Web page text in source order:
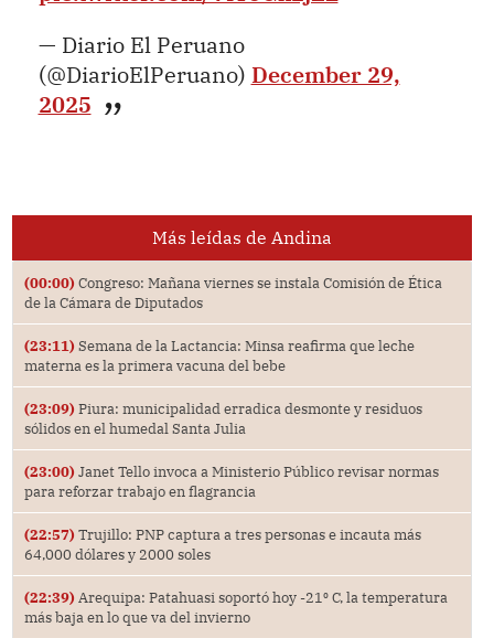
— Diario El Peruano
(@DiarioElPeruano) December 29,
2025
Más leídas de Andina
(00:00) Congreso: Mañana viernes se instala Comisión de Ética
de la Cámara de Diputados
(23:11) Semana de la Lactancia: Minsa reafirma que leche
materna es la primera vacuna del bebe
(23:09) Piura: municipalidad erradica desmonte y residuos
sólidos en el humedal Santa Julia
(23:00) Janet Tello invoca a Ministerio Público revisar normas
para reforzar trabajo en flagrancia
(22:57) Trujillo: PNP captura a tres personas e incauta más
64,000 dólares y 2000 soles
(22:39) Arequipa: Patahuasi soportó hoy -21⁰ C, la temperatura
más baja en lo que va del invierno